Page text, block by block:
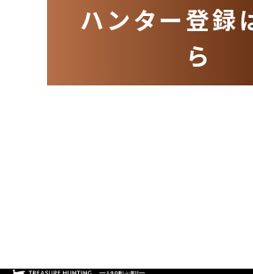
ハンター登録
ら